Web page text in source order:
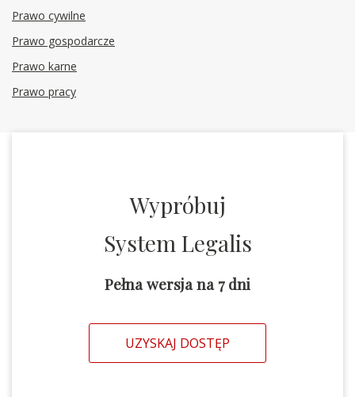
Prawo cywilne
Prawo gospodarcze
Prawo karne
Prawo pracy
Wypróbuj
System Legalis
Pełna wersja na 7 dni
UZYSKAJ DOSTĘP